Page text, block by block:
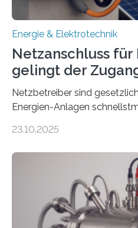
Energie & Elektrotechnik
Netzanschluss für
gelingt der
Netzbetreiber sind
Energien-Anlagen
ermöglichen. Doch der dafür
einem „Anschlussstau“. Die
Umweltenergierecht hat den
neuen Bericht für die Praxis
Rolle von flexiblen
Netzanschluss von
23.10.2025